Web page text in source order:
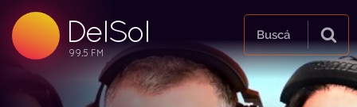
DelSol
99.5 FM
99.5 FM
99.5 FM
Buscá